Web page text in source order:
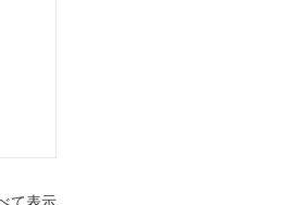
て表示